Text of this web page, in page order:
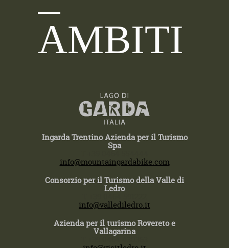
AMBITI
Ingarda Trentino Azienda per il Turismo
Spa
info@mountaingardabike.com
Consorzio per il Turismo della Valle di
Ledro
info@vallediledro.it
Azienda per il turismo Rovereto e
Vallagarina